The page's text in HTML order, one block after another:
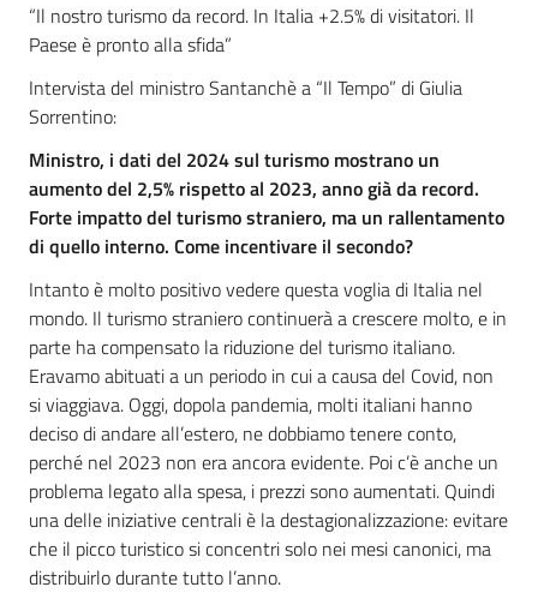
“Il nostro turismo da record. In Italia +2.5% di visitatori. Il
Paese è pronto alla sfida”
Intervista del ministro Santanchè a “Il Tempo” di Giulia
Sorrentino:
Ministro, i dati del 2024 sul turismo mostrano un
aumento del 2,5% rispetto al 2023, anno già da record.
Forte impatto del turismo straniero, ma un rallentamento
di quello interno. Come incentivare il secondo?
Intanto è molto positivo vedere questa voglia di Italia nel
mondo. Il turismo stranierocontinuerà a crescere molto,e in
parte hacompensato la riduzione del turismo italiano.
Eravamo abituati a un periodo in cuia causa del Covid, non
si viaggiava. Oggi,dopola pandemia, molti italiani hanno
deciso di andare all’estero, ne dobbiamo tenere conto,
perché nel 2023 non era ancora evidente. Poic’è anche un
problema legato alla spesa, i prezzi sono aumentati. Quindi
una delle iniziativecentrali è ladestagionalizzazione:evitare
che il picco turistico si concentri solo nei mesi canonici, ma
distribuirlo durante tutto l’anno.